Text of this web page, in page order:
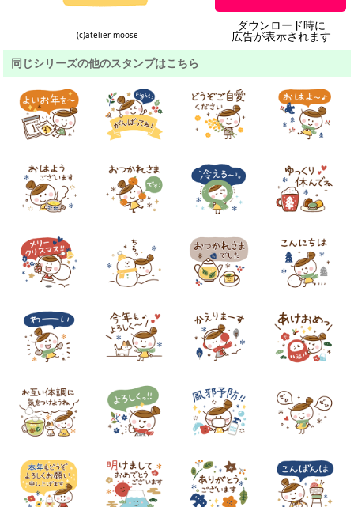
(c)atelier moose
ダウンロード時に
広告が表示されます
同じシリーズの他のスタンプはこちら